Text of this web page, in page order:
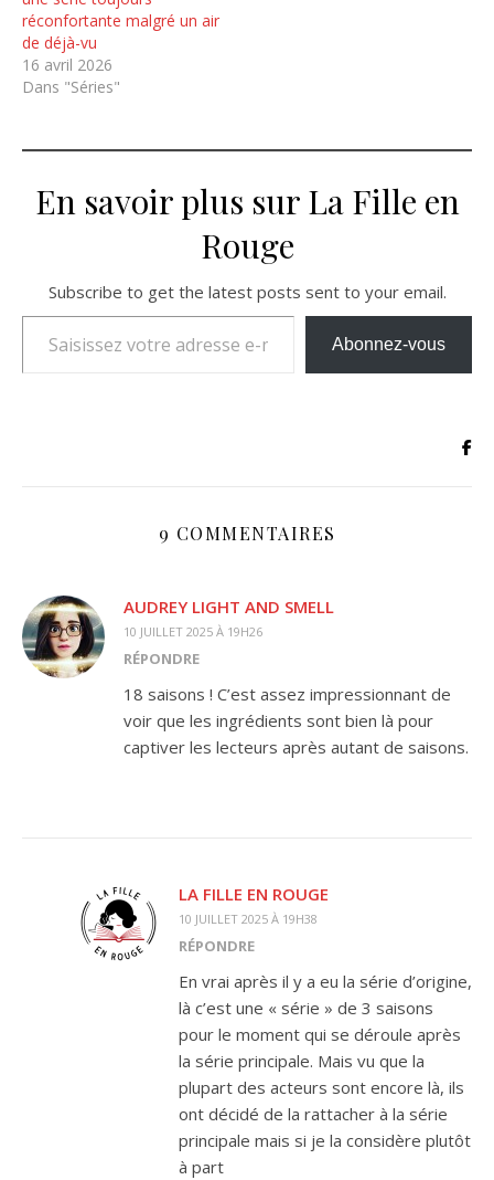
réconfortante malgré un air
de déjà-vu
16 avril 2026
Dans "Séries"
En savoir plus sur La Fille en
Rouge
Subscribe to get the latest posts sent to your email.
Saisissez votre adresse e-mail…
Abonnez-vous
9 COMMENTAIRES
AUDREY LIGHT AND SMELL
10 JUILLET 2025 À 19H26
RÉPONDRE
18 saisons ! C’est assez impressionnant de
voir que les ingrédients sont bien là pour
captiver les lecteurs après autant de saisons.
LA FILLE EN ROUGE
10 JUILLET 2025 À 19H38
RÉPONDRE
En vrai après il y a eu la série d’origine,
là c’est une « série » de 3 saisons
pour le moment qui se déroule après
la série principale. Mais vu que la
plupart des acteurs sont encore là, ils
ont décidé de la rattacher à la série
principale mais si je la considère plutôt
à part